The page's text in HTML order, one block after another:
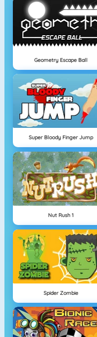
Geometry Escape Ball
Super Bloody Finger Jump
Nut Rush 1
Spider Zombie